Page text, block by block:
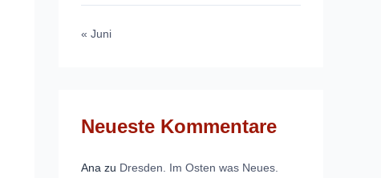
« Juni
Neueste Kommentare
Ana zu Dresden. Im Osten was Neues.